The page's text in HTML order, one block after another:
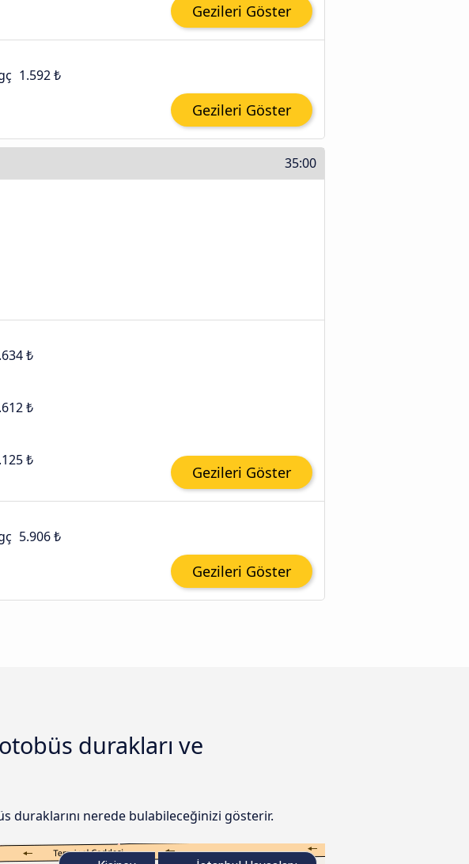
Gezileri Göster
1.592 ₺
Gezileri Göster
35:00
₺
₺
₺
Gezileri Göster
5.906 ₺
Gezileri Göster
durakları ve
duraklarını nerede bulabileceğinizi gösterir.